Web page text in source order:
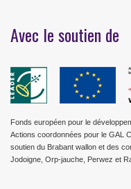
Avec le soutien de
Fonds européen pour le
Actions coordonnées pour le GAL
soutien du Brabant wallon et des
Jodoigne, Orp-jauche, Perwez et